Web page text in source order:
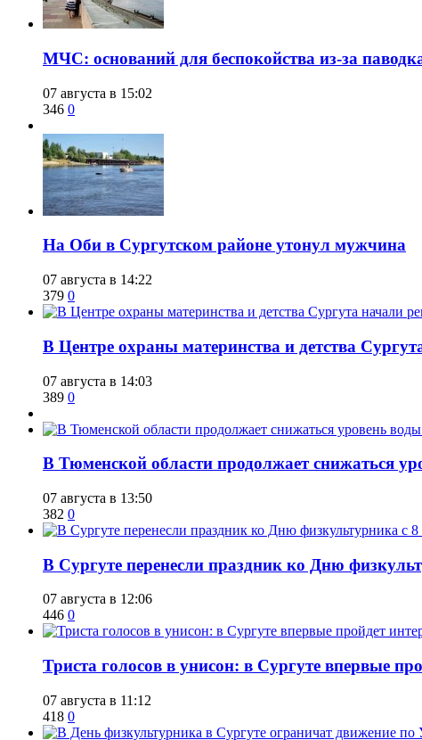
​МЧС: оснований для беспокойства из-за
07 августа в 15:02
346 0
​На Оби в Сургутском районе утонул мужчина
07 августа в 14:22
379 0
​В Центре охраны материнства и детства
07 августа в 14:03
389 0
​В Тюменской области продолжает снижаться
07 августа в 13:50
382 0
​В Сургуте перенесли праздник ко Дню
07 августа в 12:06
446 0
​Триста голосов в унисон: в Сургуте впервые
07 августа в 11:12
418 0